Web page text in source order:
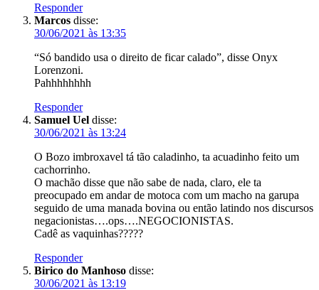
Responder
Marcos disse:
30/06/2021 às 13:35
“Só bandido usa o direito de ficar calado”, disse Onyx
Lorenzoni.
Pahhhhhhhh
Responder
Samuel Uel disse:
30/06/2021 às 13:24
O Bozo imbroxavel tá tão caladinho, ta acuadinho feito um
cachorrinho.
O machão disse que não sabe de nada, claro, ele ta
preocupado em andar de motoca com um macho na garupa
seguido de uma manada bovina ou então latindo nos discursos
negacionistas….ops….NEGOCIONISTAS.
Cadê as vaquinhas?????
Responder
Birico do Manhoso disse:
30/06/2021 às 13:19